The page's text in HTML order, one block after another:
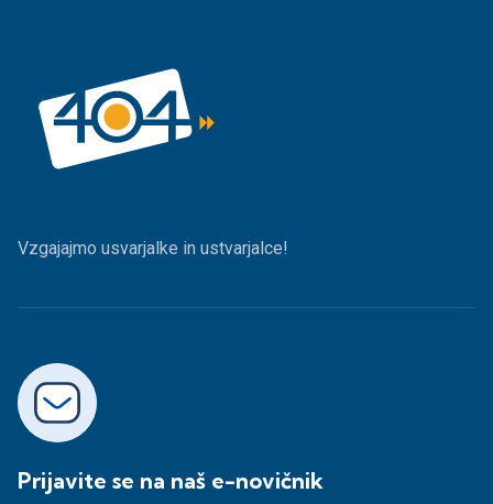
Vzgajajmo usvarjalke in ustvarjalce!
Prijavite se na naš e-novičnik